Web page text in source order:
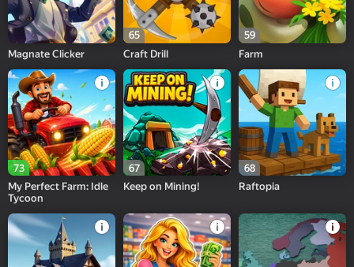
Magnate Clicker
65
Craft Drill
59
Farm
73
My Perfect Farm: Idle
Tycoon
67
Keep on Mining!
68
Raftopia